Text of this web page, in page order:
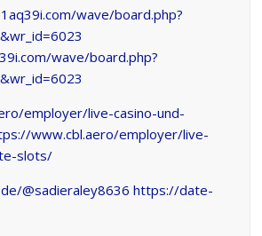
wave/board.php?
wave/board.php?
employer/live-casino-und-
www.cbl.aero/employer/live-
slots/
@sadieraley8636 https://date-